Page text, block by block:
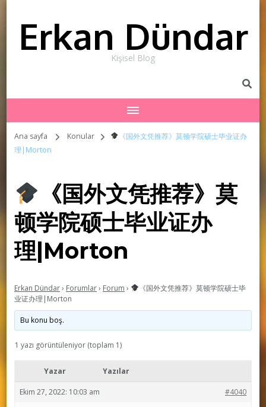
Erkan Dündar
Kişisel Blog
Ana sayfa Konular
《国外文凭推荐》莫顿学院硕士毕业证办
理|Morton
《国外文凭推荐》莫
顿学院硕士毕业证办
理|Morton
Erkan Dündar› Forumlar› Forum ›
《国外文凭推荐》莫顿学院硕士毕
业证办理|Morton
Bu konu boş.
1 yazı görüntüleniyor (toplam 1)
Yazar Yazılar
Ekim 27, 2022: 10:03 am #4040